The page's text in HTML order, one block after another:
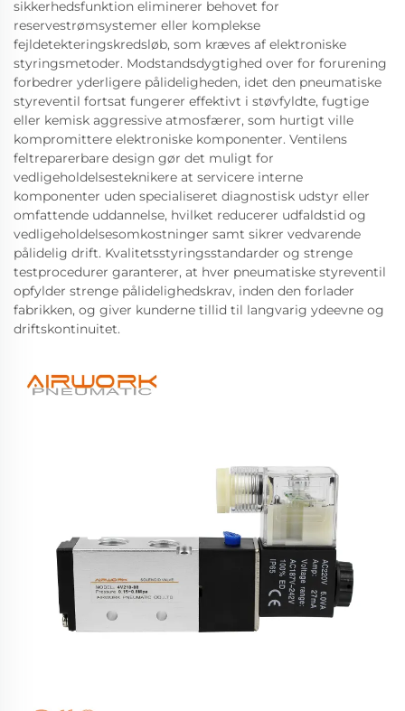
sikkerhedsfunktion eliminerer behovet for
reservestrømsystemer eller komplekse
fejldetekteringskredsløb, som kræves af elektroniske
styringsmetoder. Modstandsdygtighed over for forurening
forbedrer yderligere pålideligheden, idet den pneumatiske
styreventil fortsat fungerer effektivt i støvfyldte, fugtige
eller kemisk aggressive atmosfærer, som hurtigt ville
kompromittere elektroniske komponenter. Ventilens
feltreparerbare design gør det muligt for
vedligeholdelsesteknikere at servicere interne
komponenter uden specialiseret diagnostisk udstyr eller
omfattende uddannelse, hvilket reducerer udfaldstid og
vedligeholdelsesomkostninger samt sikrer vedvarende
pålidelig drift. Kvalitetsstyringsstandarder og strenge
testprocedurer garanterer, at hver pneumatiske styreventil
opfylder strenge pålidelighedskrav, inden den forlader
fabrikken, og giver kunderne tillid til langvarig ydeevne og
driftskontinuitet.